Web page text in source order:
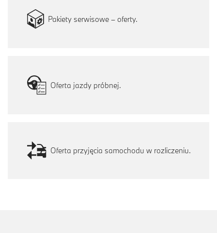
Pakiety serwisowe – oferty.
Oferta jazdy próbnej.
Oferta przyjęcia samochodu w rozliczeniu.